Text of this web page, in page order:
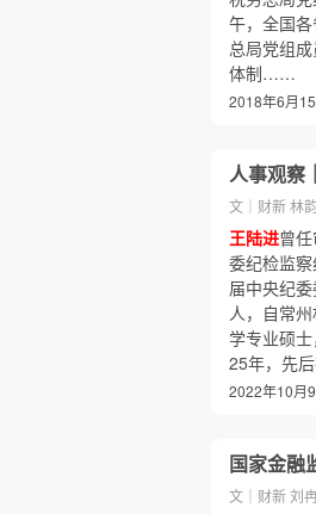
午，全国
总局党组
体制……
2018年6月15
人事观察
文｜财新 林
王陆进曾
委纪检监
届中央纪委
人，自常
学专业硕
25年，先
2022年10月9
国家金融
文｜财新 刘